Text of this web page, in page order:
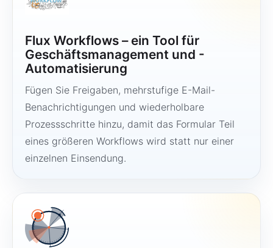
Flux Workflows – ein Tool für
Geschäftsmanagement und -
Automatisierung
Fügen Sie Freigaben, mehrstufige E-Mail-
Benachrichtigungen und wiederholbare
Prozessschritte hinzu, damit das Formular Teil
eines größeren Workflows wird statt nur einer
einzelnen Einsendung.